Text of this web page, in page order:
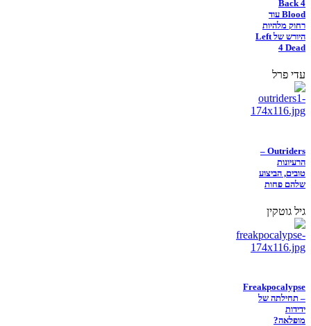
Back 4
Blood עוד
רחוק מלהיות
היורש של Left
4 Dead
עדי פרל
Outriders –
הרעיונות
טובים, הביצוע
שלהם פחות
גיל גוטקין
Freakpocalypse
– תחילתה של
ידידות
מופלאה?